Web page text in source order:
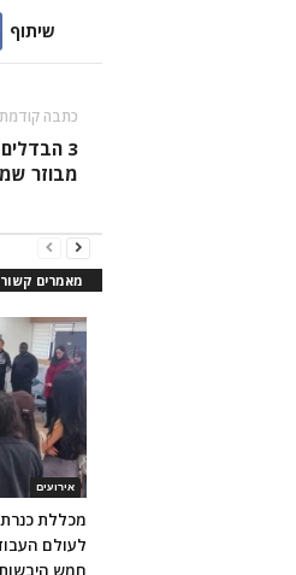
שיתוף
כתבה קודמת
3
מבוזר
מאמרים
אירועים
מכללת
לעולם
חמש היבשות